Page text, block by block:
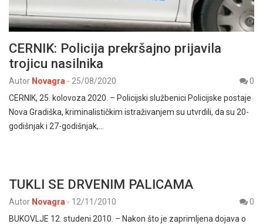
CERNIK: Policija prekršajno prijavila
trojicu nasilnika
Autor Novagra - 25/08/2020
0
CERNIK, 25. kolovoza 2020. – Policijski službenici Policijske postaje
Nova Gradiška, kriminalističkim istraživanjem su utvrdili, da su 20-
godišnjak i 27-godišnjak,…
TUKLI SE DRVENIM PALICAMA
Autor Novagra - 12/11/2010
0
BUKOVLJE 12. studeni 2010. – Nakon što je zaprimljena dojava o